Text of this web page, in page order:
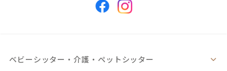
ベビーシッター・介護・ペットシッター